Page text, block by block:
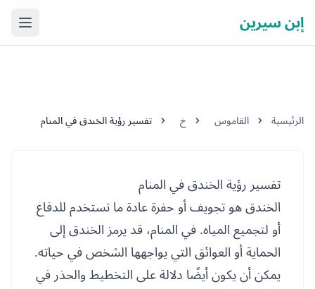
إبن سيرين فتح
الرئيسية القاموس خ تفسير رؤية الخندق في المنام
تفسير رؤية الخندق في المنام
الخندق هو تجويف أو حفرة عادة ما تستخدم للدفاع
أو لتجميع المياه. في المنام، قد يرمز الخندق إلى
الحماية أو العوائق التي يواجهها الشخص في حياته.
يمكن أن يكون أيضًا دلالة على التخطيط والحذر في